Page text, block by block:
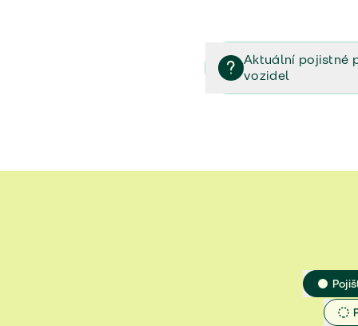
Aktuální pojistné
vozidel
Veřejný příslib -